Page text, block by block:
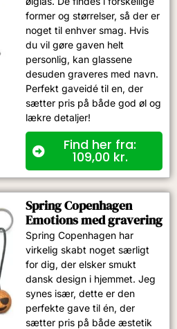
former og størrelser, så der er
noget til enhver smag. Hvis
du vil gøre gaven helt
personlig, kan glassene
desuden graveres med navn.
Perfekt gaveidé til en, der
sætter pris på både god øl og
lækre detaljer!
Find her fra:
109,00 kr.
Spring Copenhagen
Emotions med gravering
Spring Copenhagen har
virkelig skabt noget særligt
for dig, der elsker smukt
dansk design i hjemmet. Jeg
synes især, dette er den
perfekte gave til én, der
sætter pris på både æstetik